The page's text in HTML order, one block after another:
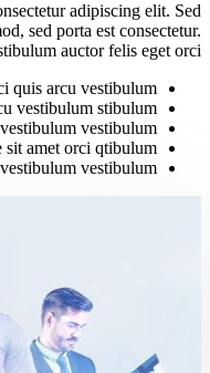
adipiscing elit. Sed
sed porta est consectetur.
auctor felis eget orci.
quis arcu vestibulum.
vestibulum stibulum.
vestibulum.
sit amet orci qtibulum.
vestibulum.